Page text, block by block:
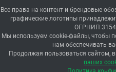
Все права на контент и брендовые
графические логотипы
ОГРНИП
Мы используем cookie-файлы, чтобы
нам обеспечивать
Продолжая пользоваться сайтом,
ваших